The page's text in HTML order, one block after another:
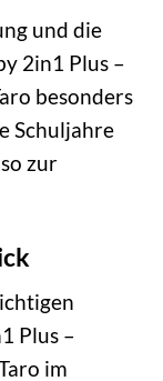
und die
2in1 Plus –
besonders
Schuljahre
zur
Plus –
im